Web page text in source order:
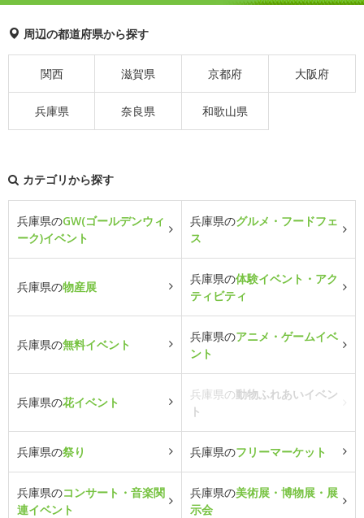
周辺の都道府県から探す
関西 滋賀県 京都府 大阪府
兵庫県 奈良県 和歌山県
カテゴリから探す
兵庫県のGW(ゴールデンウィ
ーク)イベント
兵庫県のグルメ・フードフェ
ス
兵庫県の物産展
兵庫県の体験イベント・アク
ティビティ
兵庫県の無料イベント
兵庫県のアニメ・ゲームイベ
ント
兵庫県の花イベント
兵庫県の動物ふれあいイベン
ト
兵庫県の祭り 兵庫県のフリーマーケット
兵庫県のコンサート・音楽関
連イベント
兵庫県の美術展・博物展・展
示会